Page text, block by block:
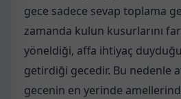
gece sadece sevap toplama
zamanda kulun kusurlarını
yöneldiği, affa ihtiyaç
getirdiği gecedir. Bu nedenle
gecenin en yerinde